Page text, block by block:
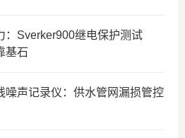
：Sverker900继电保护测试
基石
噪声记录仪：供水管网漏损管控